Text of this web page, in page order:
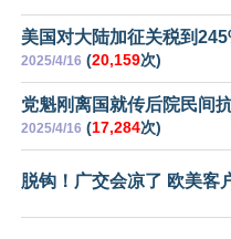
美国对大陆加征关税到
2025/4/16 (20,159次)
党魁刚离国就传后院民间
2025/4/16 (17,284次)
脱钩！广交会凉了 欧美客